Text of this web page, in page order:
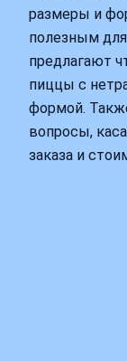
размеры и
полезным
предлагают
пиццы с
формой.
вопросы,
заказа и